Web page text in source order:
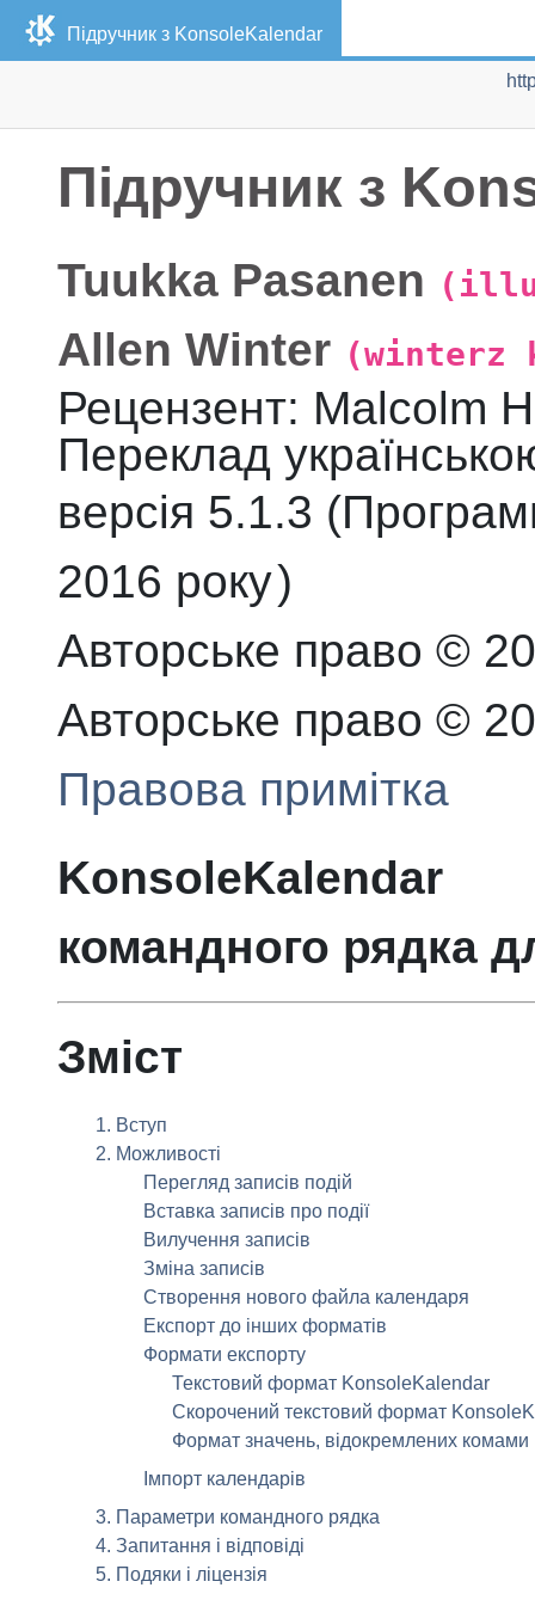
Підручник з KonsoleKalendar
Підручник з
Tuukka Pasanen
Allen Winter (winterz
Рецензент: Malcolm
Переклад
версія 5.1.3
2016 року)
Авторське право ©
Авторське право ©
Правова примітка
KonsoleKalendar
командного рядка
Зміст
1. Вступ
2. Можливості
Перегляд записів подій
Вставка записів про події
Вилучення записів
Зміна записів
Створення нового файла календаря
Експорт до інших форматів
Формати експорту
Текстовий формат KonsoleKalendar
Скорочений текстовий формат
Формат значень, відокремлених комами
Імпорт календарів
3. Параметри командного рядка
4. Запитання і відповіді
5. Подяки і ліцензія